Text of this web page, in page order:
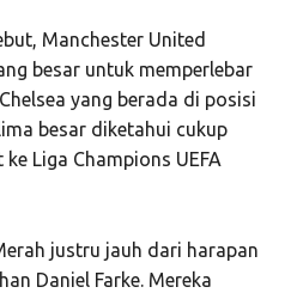
Manchester United
besar untuk memperlebar
Chelsea yang berada di posisi
besar diketahui cukup
ke Liga Champions UEFA
justru jauh dari harapan
Daniel Farke. Mereka